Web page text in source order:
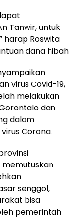
Tanwir, untuk
harap Roswita
dana hibah
virus Covid-19,
melakukan
dan
dalam
Corona.
senggol,
bisa
pemerintah